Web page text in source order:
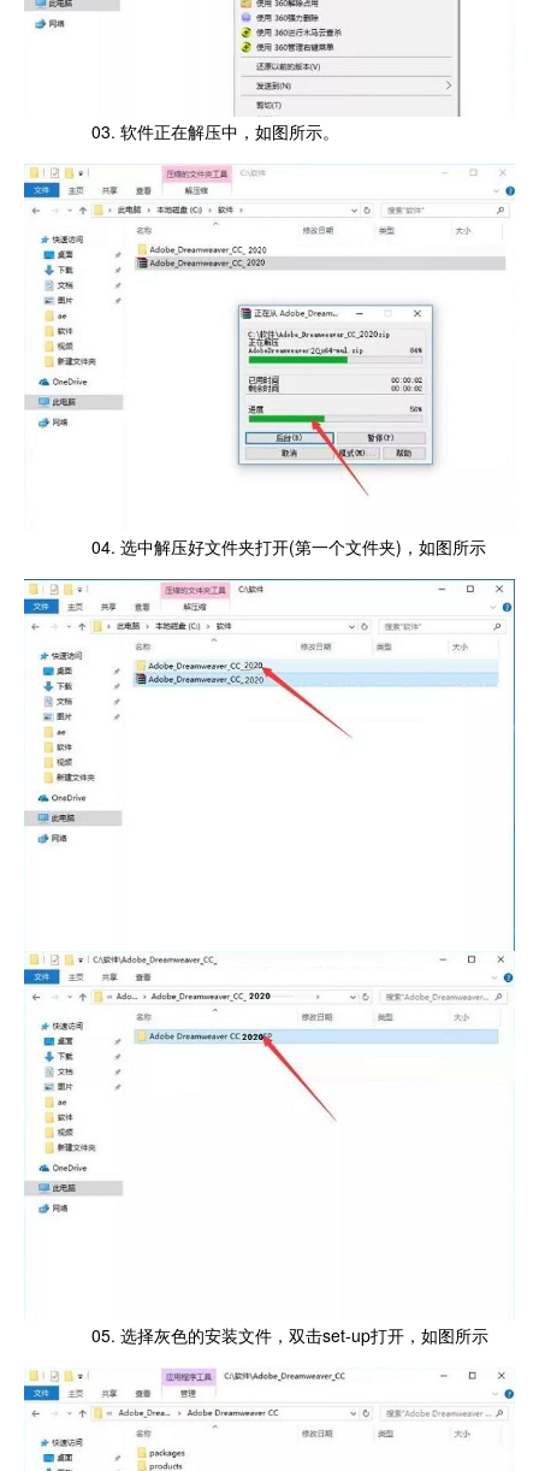
03. 软件正在解压中，如图所示。
04. 选中解压好文件夹打开(第一个文件夹)，如图所示
05. 选择灰色的安装文件，双击set-up打开，如图所示